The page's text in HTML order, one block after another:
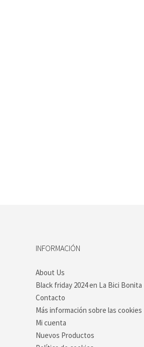
INFORMACIÓN
About Us
Black friday 2024 en La Bici Bonita
Contacto
Más información sobre las cookies
Mi cuenta
Nuevos Productos